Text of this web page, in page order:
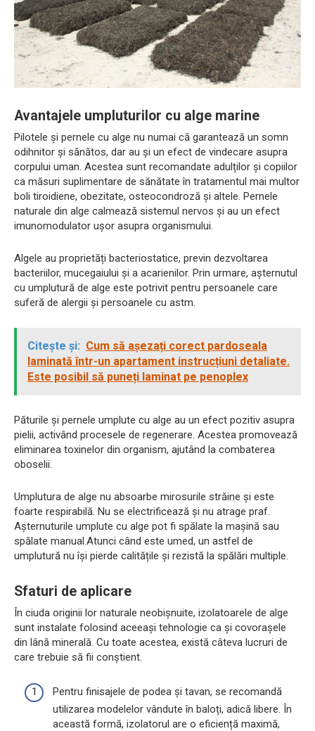
Avantajele umpluturilor cu alge marine
Pilotele și pernele cu alge nu numai că garantează un somn
odihnitor și sănătos, dar au și un efect de vindecare asupra
corpului uman. Acestea sunt recomandate adulților și copiilor
ca măsuri suplimentare de sănătate în tratamentul mai multor
boli tiroidiene, obezitate, osteocondroză și altele. Pernele
naturale din alge calmează sistemul nervos și au un efect
imunomodulator ușor asupra organismului.
Algele au proprietăți bacteriostatice, previn dezvoltarea
bacteriilor, mucegaiului și a acarienilor. Prin urmare, așternutul
cu umplutură de alge este potrivit pentru persoanele care
suferă de alergii și persoanele cu astm.
Citește și: Cum să așezați corect pardoseala
laminată într-un apartament instrucțiuni detaliate.
Este posibil să puneți laminat pe penoplex
Păturile și pernele umplute cu alge au un efect pozitiv asupra
pielii, activând procesele de regenerare. Acestea promovează
eliminarea toxinelor din organism, ajutând la combaterea
oboselii.
Umplutura de alge nu absoarbe mirosurile străine și este
foarte respirabilă. Nu se electrificează și nu atrage praf.
Așternuturile umplute cu alge pot fi spălate la mașină sau
spălate manual.Atunci când este umed, un astfel de
umplutură nu își pierde calitățile și rezistă la spălări multiple.
Sfaturi de aplicare
În ciuda originii lor naturale neobișnuite, izolatoarele de alge
sunt instalate folosind aceeași tehnologie ca și covorașele
din lână minerală. Cu toate acestea, există câteva lucruri de
care trebuie să fii conștient.
Pentru finisajele de podea și tavan, se recomandă
utilizarea modelelor vândute în baloți, adică libere. În
această formă, izolatorul are o eficiență maximă,